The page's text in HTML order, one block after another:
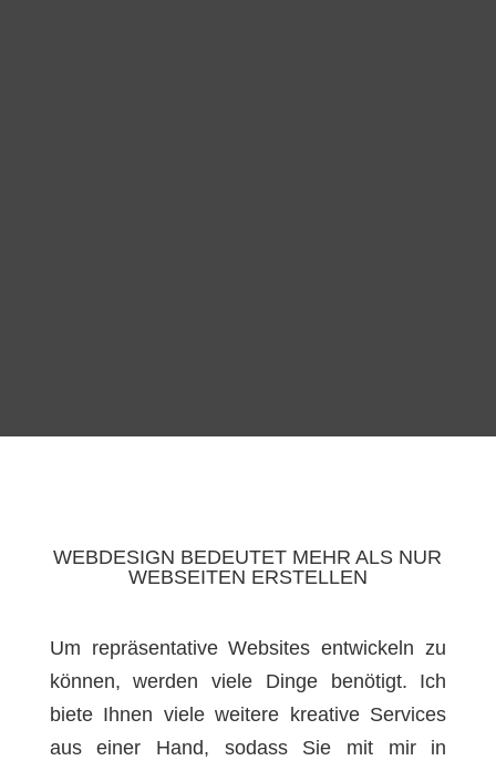
WEBDESIGN BEDEUTET MEHR ALS NUR
WEBSEITEN ERSTELLEN
Um repräsentative Websites entwickeln zu
können, werden viele Dinge benötigt. Ich
biete Ihnen viele weitere kreative Services
aus einer Hand, sodass Sie mit mir in